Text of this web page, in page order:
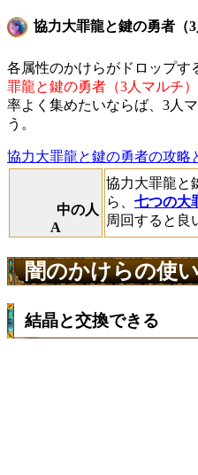
協力大罪龍と鍵の勇者（
各属性のかけらがドロップす
罪龍と鍵の勇者（3人マルチ
率よく集めたいならば、3人
う。
協力大罪龍と鍵の勇者の攻略
中の人
A
協力大罪龍と
ら、 七つの大
周回すると良
闇のかけらの使
結晶と交換できる